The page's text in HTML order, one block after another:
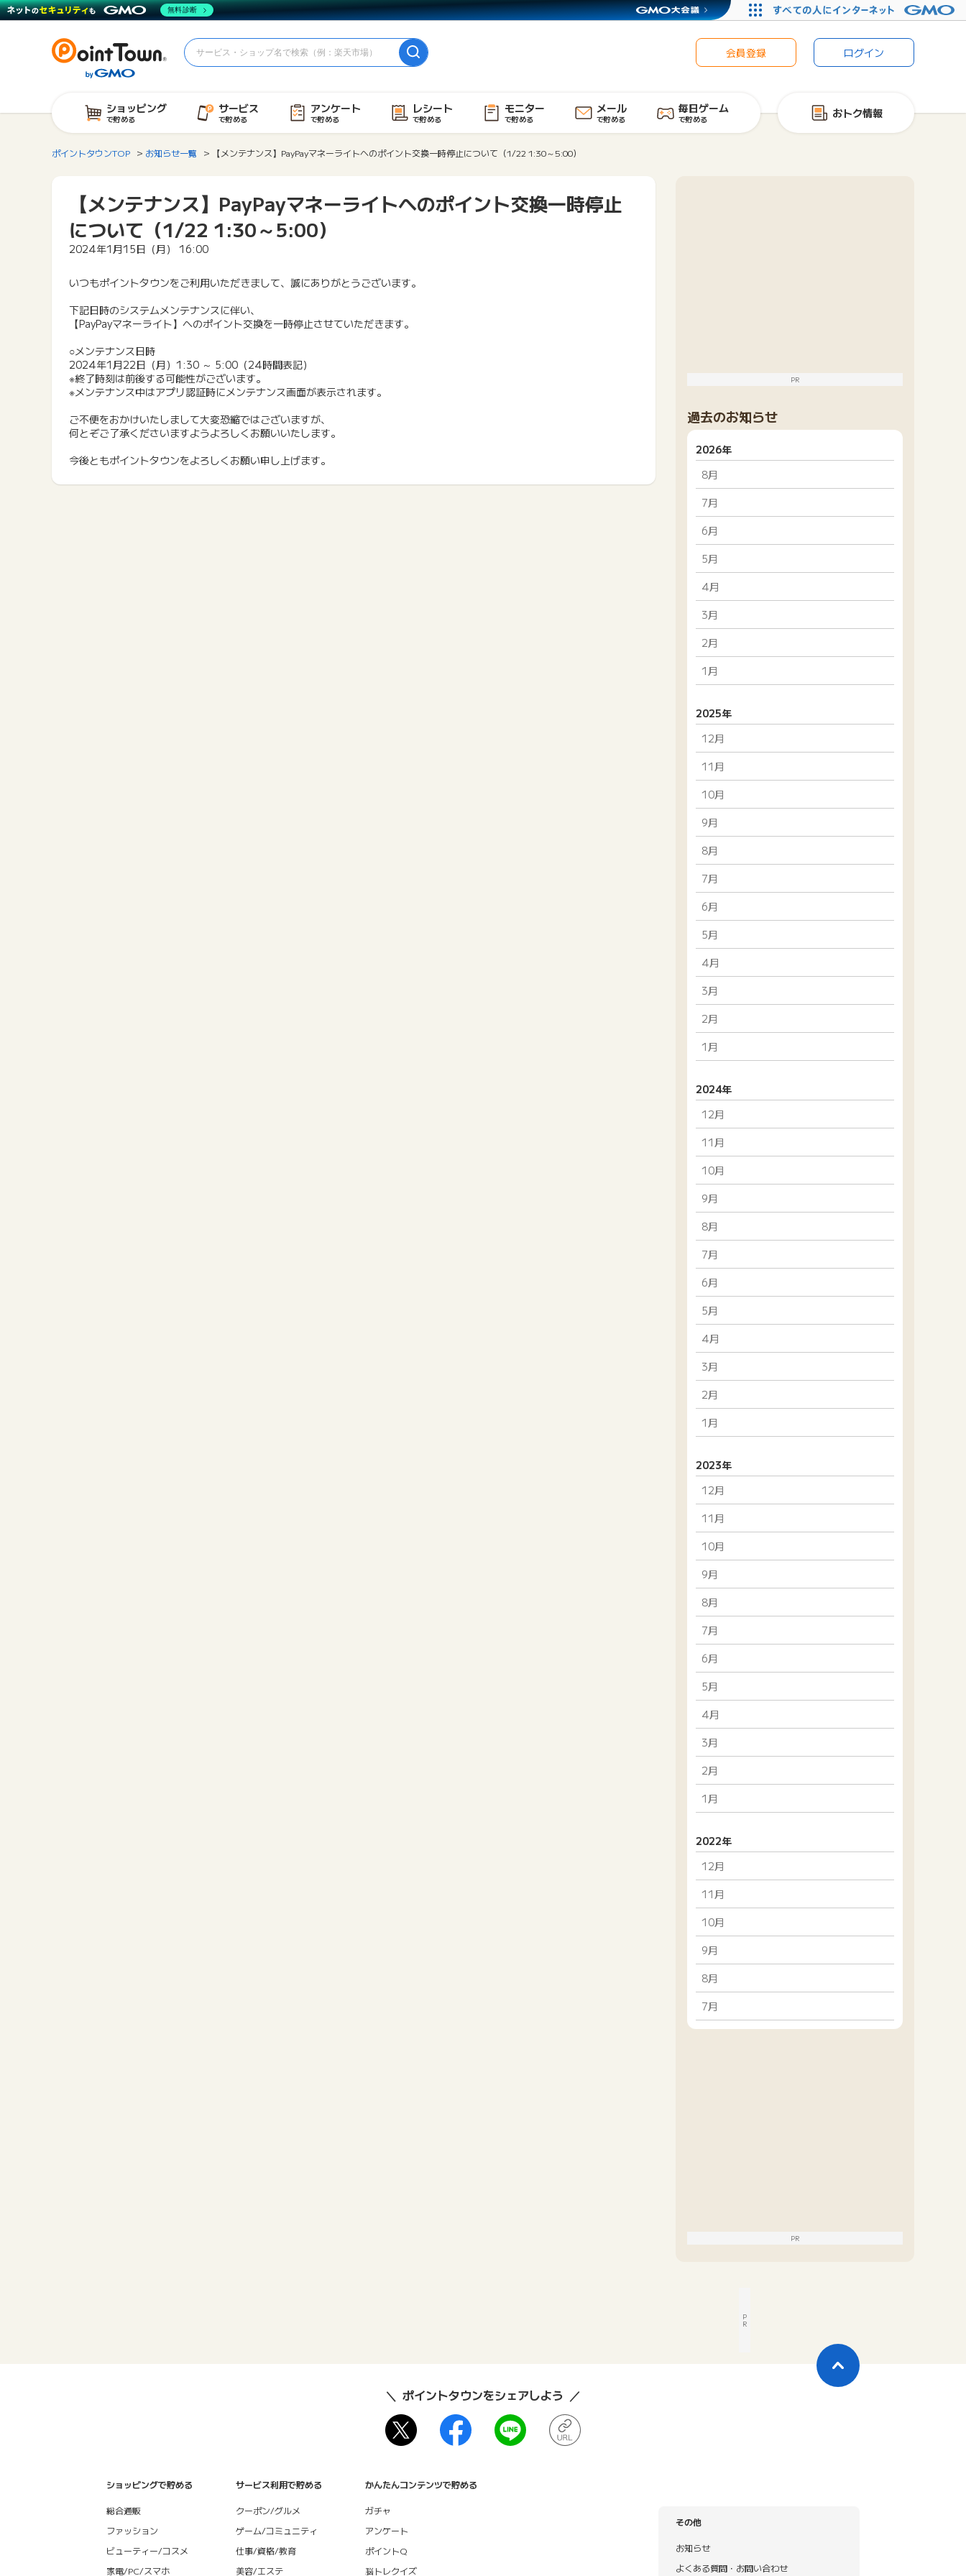
会員登録 ログイン
ショッピング
で貯める
サービス
で貯める
アンケート
で貯める
レシート
で貯める
モニター
で貯める
メール
で貯める
毎日ゲーム
で貯める おトク情報
ポイントタウンTOP お知らせ一覧 【メンテナンス】PayPayマネーライトへのポイント交換一時停止について（1/22 1:30～5:00）
【メンテナンス】PayPayマネーライトへのポイント交換一時停止
について（1/22 1:30～5:00）
2024年1月15日（月） 16:00
いつもポイントタウンをご利用いただきまして、誠にありがとうございます。
下記日時のシステムメンテナンスに伴い、
【PayPayマネーライト】へのポイント交換を一時停止させていただきます。
○メンテナンス日時
2024年1月22日（月）1:30 ～ 5:00（24時間表記）
※終了時刻は前後する可能性がございます。
※メンテナンス中はアプリ認証時にメンテナンス画面が表示されます。
ご不便をおかけいたしまして大変恐縮ではございますが、
何とぞご了承くださいますようよろしくお願いいたします。
今後ともポイントタウンをよろしくお願い申し上げます。
PR
過去のお知らせ
2026年
8月
7月
6月
5月
4月
3月
2月
1月
2025年
12月
11月
10月
9月
8月
7月
6月
5月
4月
3月
2月
1月
2024年
12月
11月
10月
9月
8月
7月
6月
5月
4月
3月
2月
1月
2023年
12月
11月
10月
9月
8月
7月
6月
5月
4月
3月
2月
1月
2022年
12月
11月
10月
9月
8月
7月
PR
P
R
ポイントタウンをシェアしよう
ショッピングで貯める
総合通販
ファッション
ビューティー/コスメ
家電/PC/スマホ
サービス利用で貯める
クーポン/グルメ
ゲーム/コミュニティ
仕事/資格/教育
美容/エステ
かんたんコンテンツで貯める
ガチャ
アンケート
ポイントQ
脳トレクイズ
その他
お知らせ
よくある質問・お問い合わせ
無料診断